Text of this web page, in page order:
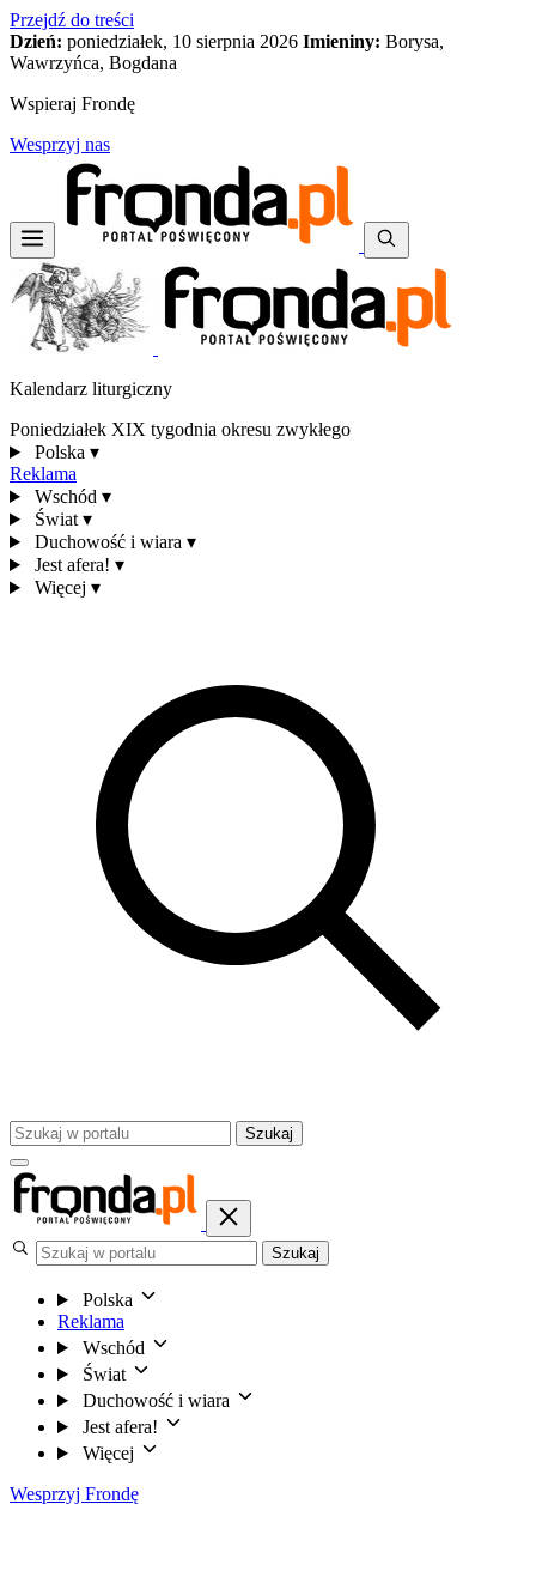
Przejdź do treści
Dzień: poniedziałek, 10 sierpnia 2026 Imieniny: Borysa,
Wawrzyńca, Bogdana
Wspieraj Frondę
Wesprzyj nas
Kalendarz liturgiczny
Poniedziałek XIX tygodnia okresu zwykłego
Polska ▾
Reklama
Wschód ▾
Świat ▾
Duchowość i wiara ▾
Jest afera! ▾
Więcej ▾
Szukaj
Szukaj
Polska
Reklama
Wschód
Świat
Duchowość i wiara
Jest afera!
Więcej
Wesprzyj Frondę